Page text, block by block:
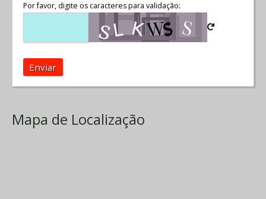
Por favor, digite os caracteres para validação:
Enviar
Mapa de Localização